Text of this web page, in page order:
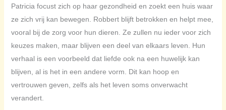
Patricia focust zich op haar gezondheid en zoekt een huis waar
ze zich vrij kan bewegen. Robbert blijft betrokken en helpt mee,
vooral bij de zorg voor hun dieren. Ze zullen nu ieder voor zich
keuzes maken, maar blijven een deel van elkaars leven. Hun
verhaal is een voorbeeld dat liefde ook na een huwelijk kan
blijven, al is het in een andere vorm. Dit kan hoop en
vertrouwen geven, zelfs als het leven soms onverwacht
verandert.